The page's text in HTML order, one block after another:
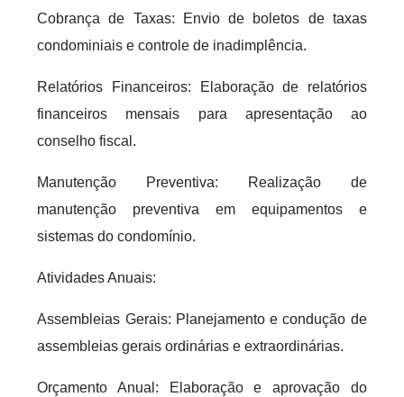
Cobrança de Taxas: Envio de boletos de taxas
condominiais e controle de inadimplência.
Relatórios Financeiros: Elaboração de relatórios
financeiros mensais para apresentação ao
conselho fiscal.
Manutenção Preventiva: Realização de
manutenção preventiva em equipamentos e
sistemas do condomínio.
Atividades Anuais:
Assembleias Gerais: Planejamento e condução de
assembleias gerais ordinárias e extraordinárias.
Orçamento Anual: Elaboração e aprovação do